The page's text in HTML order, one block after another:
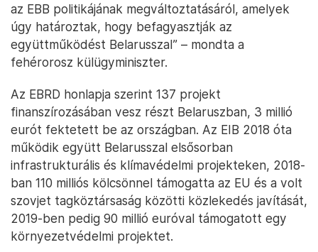
az EBB politikájának megváltoztatásáról, amelyek
úgy határoztak, hogy befagyasztják az
együttműködést Belarusszal” – mondta a
fehérorosz külügyminiszter.
Az EBRD honlapja szerint 137 projekt
finanszírozásában vesz részt Belaruszban, 3 millió
eurót fektetett be az országban. Az EIB 2018 óta
működik együtt Belarusszal elsősorban
infrastrukturális és klímavédelmi projekteken, 2018-
ban 110 milliós kölcsönnel támogatta az EU és a volt
szovjet tagköztársaság közötti közlekedés javítását,
2019-ben pedig 90 millió euróval támogatott egy
környezetvédelmi projektet.